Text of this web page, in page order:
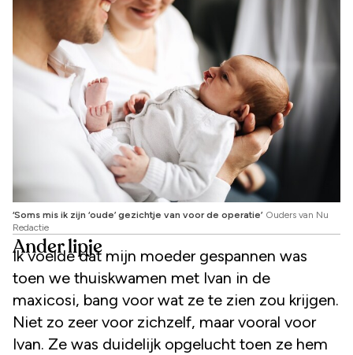
‘Soms mis ik zijn ‘oude’ gezichtje van voor de operatie’ Ouders van Nu
Redactie
Ander lipje
Ik voelde dat mijn moeder gespannen was
toen we thuiskwamen met Ivan in de
maxicosi, bang voor wat ze te zien zou krijgen.
Niet zo zeer voor zichzelf, maar vooral voor
Ivan. Ze was duidelijk opgelucht toen ze hem